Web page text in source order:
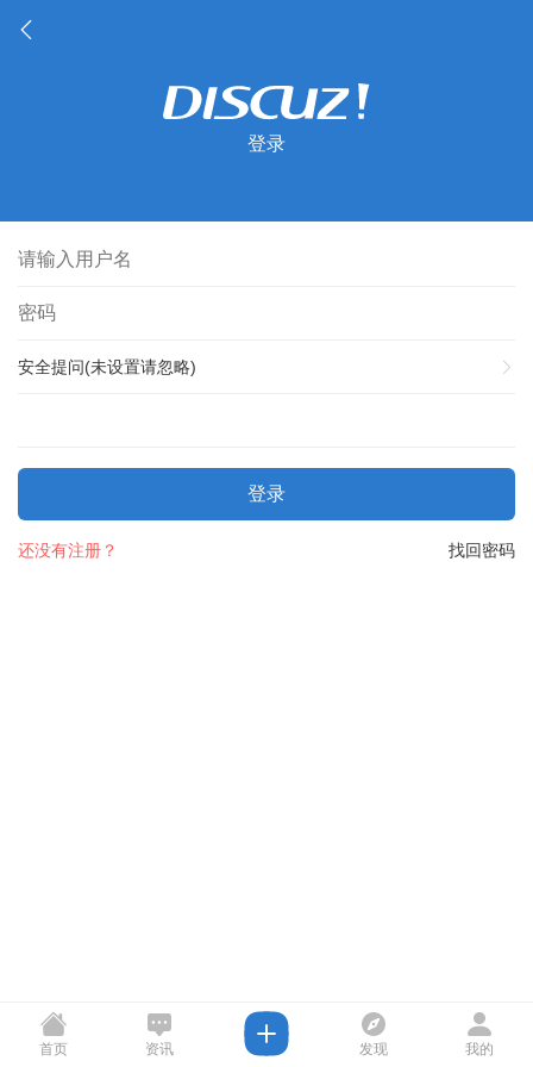
登录
安全提问(未设置请忽略)
登录
找回密码
还没有注册？
首页 资讯 发现 我的